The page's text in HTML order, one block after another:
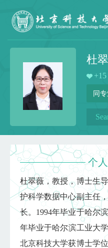
杜
+15
同
个
杜翠薇，教授，博士生
护科学数据中心副主任
长。1994年毕业于哈尔
年毕业于哈尔滨工业大
北京科技大学获博士学